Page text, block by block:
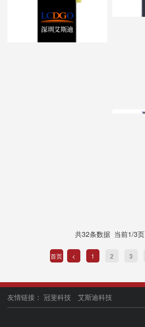
共32条数据 当前1/3页
首页 < 1 2 3
友情链接： 冠斐科技 艾斯迪科技